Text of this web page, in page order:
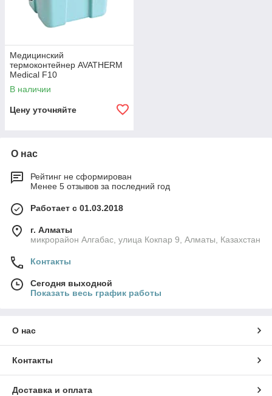
Медицинский
термоконтейнер AVATHERM
Medical F10
В наличии
Цену уточняйте
О нас
Рейтинг не сформирован
Менее 5 отзывов за последний год
Работает с 01.03.2018
г. Алматы
микрорайон Алгабас, улица Кокпар 9, Алматы, Казахстан
Контакты
Сегодня выходной
Показать весь график работы
О нас
Контакты
Доставка и оплата